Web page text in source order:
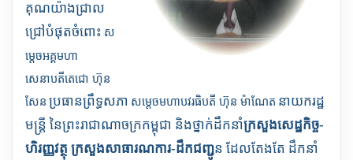
គុណយ៉ាងជ្រាល
ជ្រៅបំផុតចំពោះ ស
ម្តេចអគ្គមហា
សេនាបតីតេជោ ហ៊ុន
សែន ប្រធានព្រឹទ្ធសភា សម្តេចមហាបវរធិបតី ហ៊ុន ម៉ាណែត នាយករដ្ឋ
មន្ត្រី នៃព្រះរាជាណាចក្រកម្ពុជា និងថ្នាក់ដឹកនាំក្រសួងសេដ្ឋកិច្ច-
ហិរញ្ញវត្ថុ ក្រសួងសាធារណការ-ដឹកជញ្ជូន ដែលតែងតែ ដឹកនាំ